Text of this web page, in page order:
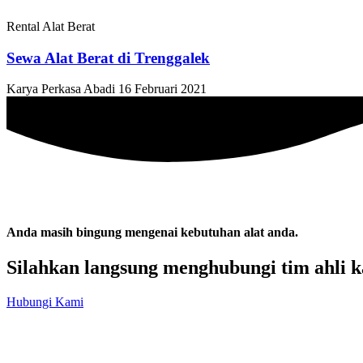
Rental Alat Berat
Sewa Alat Berat di Trenggalek
Karya Perkasa Abadi 16 Februari 2021
Anda masih bingung mengenai kebutuhan alat anda.
Silahkan langsung menghubungi tim ahli
Hubungi Kami